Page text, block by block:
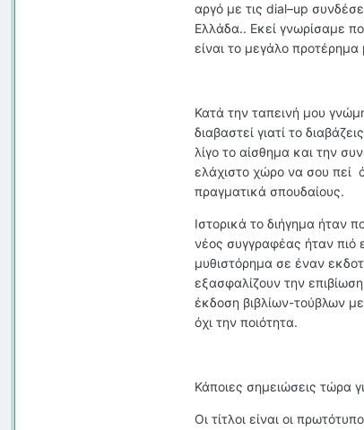
αργό με τις dial–up
Ελλάδα.. Εκεί γνωρίσαμε
είναι το μεγάλο προτέρημα
Κατά την ταπεινή μου
διαβαστεί γιατί το
λίγο το αίσθημα και την
ελάχιστο χώρο να σου πεί
πραγματικά σπουδαίους.
Ιστορικά το διήγημα ήταν
νέος συγγραφέας ήταν πιό
μυθιστόρημα σε έναν
εξασφαλίζουν την
έκδοση βιβλίων-τούβλων
όχι την ποιότητα.
Κάποιες σημειώσεις τώρα
Οι τίτλοι είναι οι